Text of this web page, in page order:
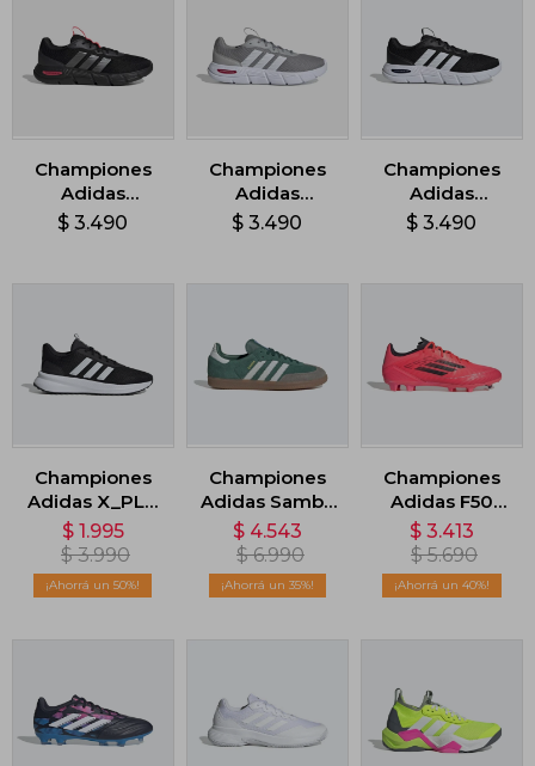
Championes
Adidas
Cloudfoam
$ 3.490
Championes
Adidas
Cloudfoam
$ 3.490
Championes
Adidas
Cloudfoam
$ 3.490
Championes
Adidas X_PLR
Path - Negro
$ 1.995
$ 3.990
50
Championes
Adidas Samba
OG - Verde
$ 4.543
$ 6.990
35
Championes
Adidas F50
League -
Rosado
$ 3.413
$ 5.690
40